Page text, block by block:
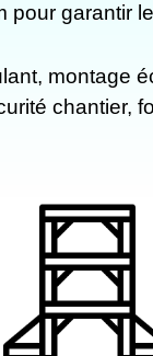
pour garantir
montage
chantier,